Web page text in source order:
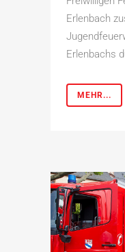
Erlenbach
Erlenbachs
MEHR...